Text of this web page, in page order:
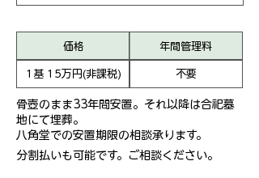
価格
1基 15万円(非課税)
年間管理料
不要
骨壺のまま33年間安置。それ以降は合祀墓
地にて埋葬。
八角堂での安置期限の相談承ります。
分割払いも可能です。ご相談ください。